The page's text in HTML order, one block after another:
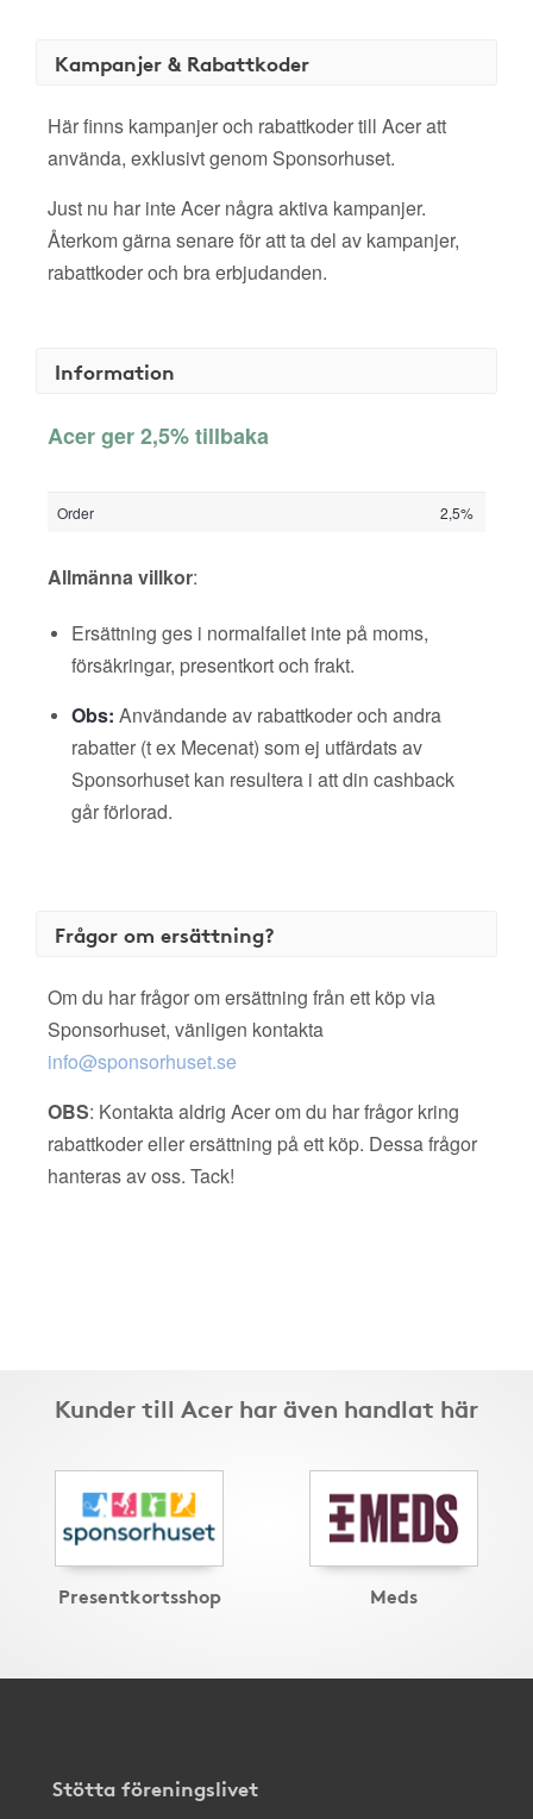
Kampanjer & Rabattkoder
Här finns kampanjer och rabattkoder till Acer att
använda, exklusivt genom Sponsorhuset.
Just nu har inte Acer några aktiva kampanjer.
Återkom gärna senare för att ta del av kampanjer,
rabattkoder och bra erbjudanden.
Information
Acer ger 2,5% tillbaka
Order 2,5%
Allmänna villkor:
Ersättning ges i normalfallet inte på moms,
försäkringar, presentkort och frakt.
Obs: Användande av rabattkoder och andra
rabatter (t ex Mecenat) som ej utfärdats av
Sponsorhuset kan resultera i att din cashback
går förlorad.
Frågor om ersättning?
Om du har frågor om ersättning från ett köp via
Sponsorhuset, vänligen kontakta
info@sponsorhuset.se
OBS: Kontakta aldrig Acer om du har frågor kring
rabattkoder eller ersättning på ett köp. Dessa frågor
hanteras av oss. Tack!
Kunder till Acer har även handlat här
Presentkortsshop Meds
Stötta föreningslivet